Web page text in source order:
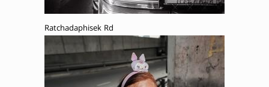
Ratchadaphisek Rd